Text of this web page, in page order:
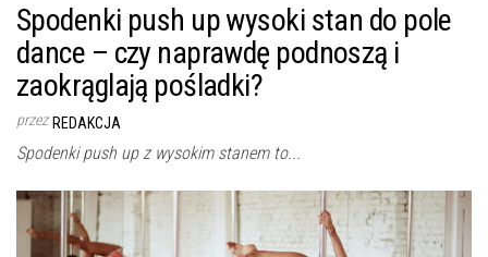
Spodenki push up wysoki stan do pole
dance – czy naprawdę podnoszą i
zaokrąglają pośladki?
przez REDAKCJA
Spodenki push up z wysokim stanem to...